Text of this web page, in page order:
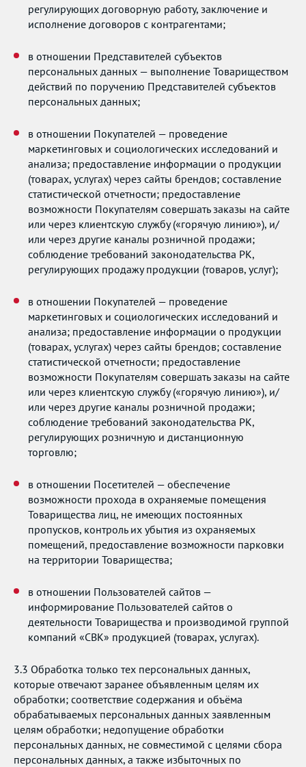
регулирующих договорную работу, заключение и
исполнение договоров с контрагентами;
в отношении Представителей субъектов
персональных данных — выполнение Товариществом
действий по поручению Представителей субъектов
персональных данных;
в отношении Покупателей — проведение
маркетинговых и социологических исследований и
анализа; предоставление информации о продукции
(товарах, услугах) через сайты брендов; составление
статистической отчетности; предоставление
возможности Покупателям совершать заказы на сайте
или через клиентскую службу («горячую линию»), и/
или через другие каналы розничной продажи;
соблюдение требований законодательства РК,
регулирующих продажу продукции (товаров, услуг);
в отношении Покупателей — проведение
маркетинговых и социологических исследований и
анализа; предоставление информации о продукции
(товарах, услугах) через сайты брендов; составление
статистической отчетности; предоставление
возможности Покупателям совершать заказы на сайте
или через клиентскую службу («горячую линию»), и/
или через другие каналы розничной продажи;
соблюдение требований законодательства РК,
регулирующих розничную и дистанционную
торговлю;
в отношении Посетителей — обеспечение
возможности прохода в охраняемые помещения
Товарищества лиц, не имеющих постоянных
пропусков, контроль их убытия из охраняемых
помещений, предоставление возможности парковки
на территории Товарищества;
в отношении Пользователей сайтов —
информирование Пользователей сайтов о
деятельности Товарищества и производимой группой
компаний «СВК» продукцией (товарах, услугах).
3.3 Обработка только тех персональных данных,
которые отвечают заранее объявленным целям их
обработки; соответствие содержания и объёма
обрабатываемых персональных данных заявленным
целям обработки; недопущение обработки
персональных данных, не совместимой с целями сбора
персональных данных, а также избыточных по